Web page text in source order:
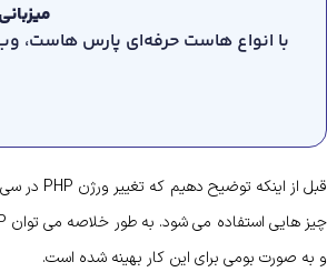
با انواع هاست حرفه‌ای پارس هاست،
قبل از اینکه توضیح دهیم که تغییر ورژن PHP در سی پنل cpanel چگونه انجام می شود، می خواهیم بدانیم
و به صورت بومی برای این کار بهینه شده است.